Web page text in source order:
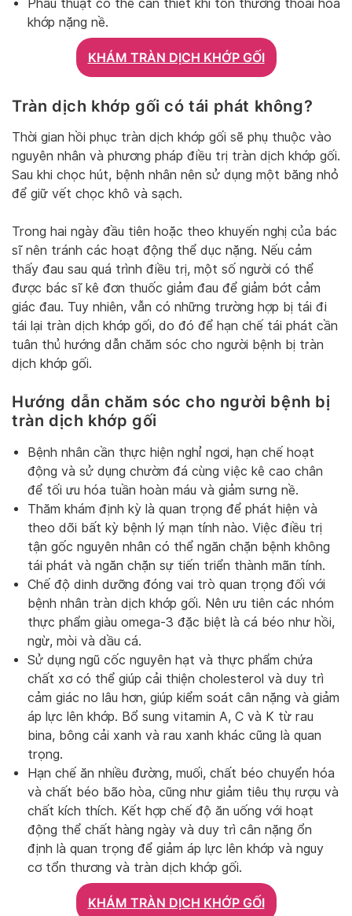
Phẫu thuật có thể cần thiết khi tổn thương thoái hóa
khớp nặng nề.
KHÁM TRÀN DỊCH KHỚP GỐI
Tràn dịch khớp gối có tái phát không?
Thời gian hồi phục tràn dịch khớp gối sẽ phụ thuộc vào
nguyên nhân và phương pháp điều trị tràn dịch khớp gối.
Sau khi chọc hút, bệnh nhân nên sử dụng một băng nhỏ
để giữ vết chọc khô và sạch.
Trong hai ngày đầu tiên hoặc theo khuyến nghị của bác
sĩ nên tránh các hoạt động thể dục nặng. Nếu cảm
thấy đau sau quá trình điều trị, một số người có thể
được bác sĩ kê đơn thuốc giảm đau để giảm bớt cảm
giác đau. Tuy nhiên, vẫn có những trường hợp bị tái đi
tái lại tràn dịch khớp gối, do đó để hạn chế tái phát cần
tuân thủ hướng dẫn chăm sóc cho người bệnh bị tràn
dịch khớp gối.
Hướng dẫn chăm sóc cho người bệnh bị
tràn dịch khớp gối
Bệnh nhân cần thực hiện nghỉ ngơi, hạn chế hoạt
động và sử dụng chườm đá cùng việc kê cao chân
để tối ưu hóa tuần hoàn máu và giảm sưng nề.
Thăm khám định kỳ là quan trọng để phát hiện và
theo dõi bất kỳ bệnh lý mạn tính nào. Việc điều trị
tận gốc nguyên nhân có thể ngăn chặn bệnh không
tái phát và ngăn chặn sự tiến triển thành mãn tính.
Chế độ dinh dưỡng đóng vai trò quan trọng đối với
bệnh nhân tràn dịch khớp gối. Nên ưu tiên các nhóm
thực phẩm giàu omega-3 đặc biệt là cá béo như hồi,
ngừ, mòi và dầu cá.
Sử dụng ngũ cốc nguyên hạt và thực phẩm chứa
chất xơ có thể giúp cải thiện cholesterol và duy trì
cảm giác no lâu hơn, giúp kiểm soát cân nặng và giảm
áp lực lên khớp. Bổ sung vitamin A, C và K từ rau
bina, bông cải xanh và rau xanh khác cũng là quan
trọng.
Hạn chế ăn nhiều đường, muối, chất béo chuyển hóa
và chất béo bão hòa, cũng như giảm tiêu thụ rượu và
chất kích thích. Kết hợp chế độ ăn uống với hoạt
động thể chất hàng ngày và duy trì cân nặng ổn
định là quan trọng để giảm áp lực lên khớp và nguy
cơ tổn thương và tràn dịch khớp gối.
KHÁM TRÀN DỊCH KHỚP GỐI